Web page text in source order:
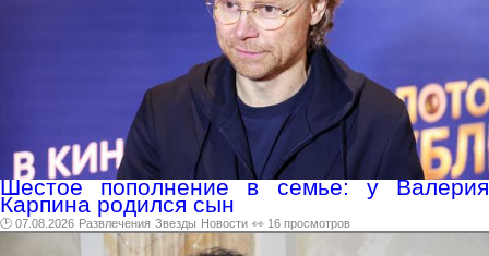
Шестое пополнение в семье: у Валерия
Карпина родился сын
🕑 07.08.2026 Развлечения Звезды Новости 👀 16 просмотров